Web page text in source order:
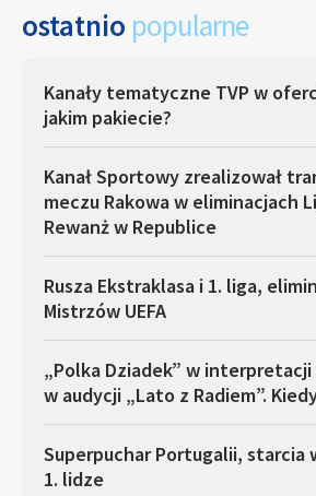
ostatnio popularne
Kanały tematyczne TVP w
jakim pakiecie?
Kanał Sportowy zrealizował
meczu Rakowa w eliminacjach
Rewanż w Republice
Rusza Ekstraklasa i 1. liga,
Mistrzów UEFA
„Polka Dziadek” w interpretacji
w audycji „Lato z Radiem”.
Superpuchar Portugalii, starcia
1. lidze